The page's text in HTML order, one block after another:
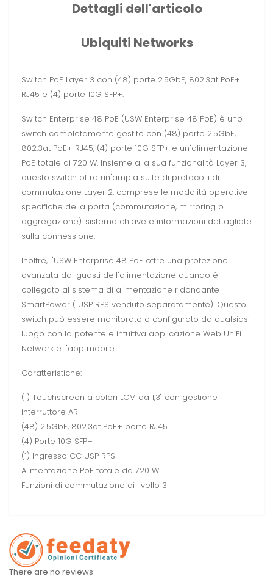
Dettagli dell'articolo
Ubiquiti Networks
Switch PoE Layer 3 con (48) porte 2.5GbE, 802.3at PoE+
RJ45 e (4) porte 10G SFP+.
Switch Enterprise 48 PoE (USW Enterprise 48 PoE) è uno
switch completamente gestito con (48) porte 2.5GbE,
802.3at PoE+ RJ45, (4) porte 10G SFP+ e un'alimentazione
PoE totale di 720 W. Insieme alla sua funzionalità Layer 3,
questo switch offre un'ampia suite di protocolli di
commutazione Layer 2, comprese le modalità operative
specifiche della porta (commutazione, mirroring o
aggregazione). sistema chiave e informazioni dettagliate
sulla connessione.
Inoltre, l'USW Enterprise 48 PoE offre una protezione
avanzata dai guasti dell'alimentazione quando è
collegato al sistema di alimentazione ridondante
SmartPower ( USP RPS venduto separatamente). Questo
switch può essere monitorato o configurato da qualsiasi
luogo con la potente e intuitiva applicazione Web UniFi
Network e l'app mobile.
Caratteristiche:
(1) Touchscreen a colori LCM da 1,3" con gestione
interruttore AR
(48) 2.5GbE, 802.3at PoE+ porte RJ45
(4) Porte 10G SFP+
(1) Ingresso CC USP RPS
Alimentazione PoE totale da 720 W
Funzioni di commutazione di livello 3
There are no reviews